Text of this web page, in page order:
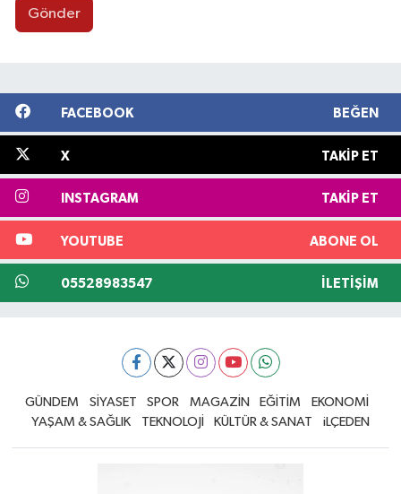
Gönder
FACEBOOK BEĞEN
X TAKIP ET
INSTAGRAM TAKIP ET
YOUTUBE ABONE OL
05528983547 İLETIŞIM
GÜNDEM SİYASET SPOR MAGAZİN EĞİTİM
EKONOMİ
YAŞAM & SAĞLIK
TEKNOLOJİ KÜLTÜR & SANAT iLÇEDEN